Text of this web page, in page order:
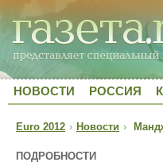
НОВОСТИ РОССИЯ
Euro 2012 › Новости ›
ПОДРОБНОСТИ